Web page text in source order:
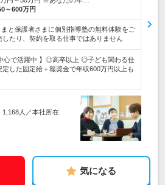
～600万円
と保護者さまに個別指導塾の無料体験をご
たり、契約を取る仕事ではありません
心で活躍中 】◎高卒以上 ◎子ども関わる仕
した固定給＋報奨金で年収600万円以上も
1,168人／本社所在
気になる